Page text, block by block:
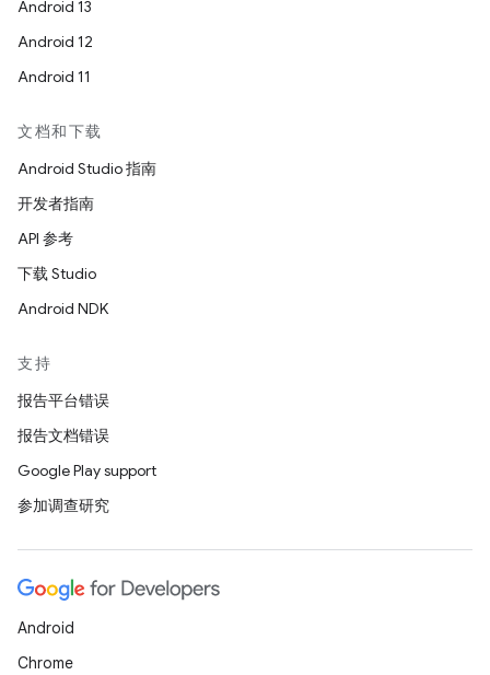
Android 13
Android 12
Android 11
文档和下载
Android Studio 指南
开发者指南
API 参考
下载 Studio
Android NDK
支持
报告平台错误
报告文档错误
Google Play support
参加调查研究
Android
Chrome